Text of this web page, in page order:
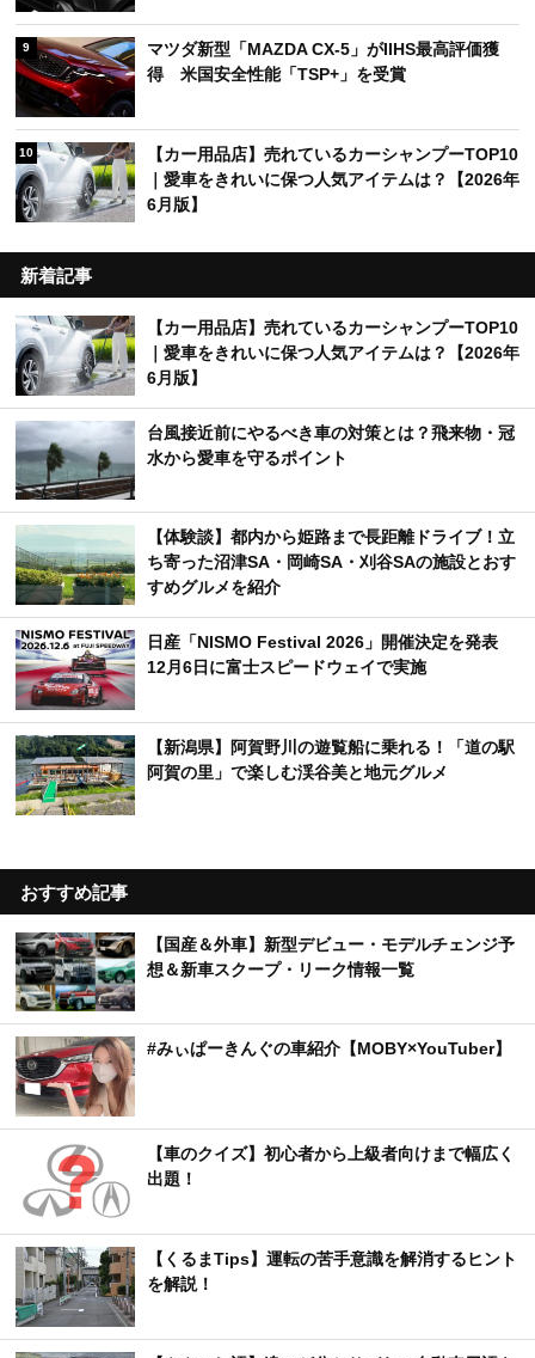
9
マツダ新型「MAZDA CX-5」がIIHS最高評価獲
得 米国安全性能「TSP+」を受賞
10
【カー用品店】売れているカーシャンプーTOP10
｜愛車をきれいに保つ人気アイテムは？【2026年
6月版】
新着記事
【カー用品店】売れているカーシャンプーTOP10
｜愛車をきれいに保つ人気アイテムは？【2026年
6月版】
台風接近前にやるべき車の対策とは？飛来物・冠
水から愛車を守るポイント
【体験談】都内から姫路まで長距離ドライブ！立
ち寄った沼津SA・岡崎SA・刈谷SAの施設とおす
すめグルメを紹介
日産「NISMO Festival 2026」開催決定を発表
12月6日に富士スピードウェイで実施
【新潟県】阿賀野川の遊覧船に乗れる！「道の駅
阿賀の里」で楽しむ渓谷美と地元グルメ
おすすめ記事
【国産＆外車】新型デビュー・モデルチェンジ予
想＆新車スクープ・リーク情報一覧
#みぃぱーきんぐの車紹介【MOBY×YouTuber】
【車のクイズ】初心者から上級者向けまで幅広く
出題！
【くるまTips】運転の苦手意識を解消するヒント
を解説！